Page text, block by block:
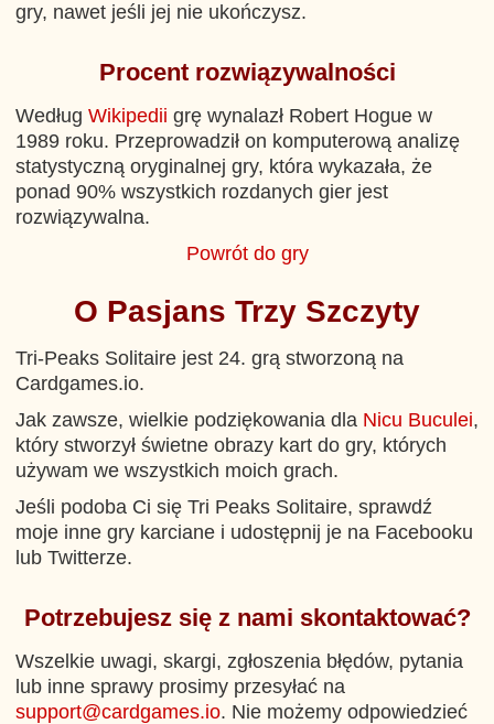
gry, nawet jeśli jej nie ukończysz.
Procent rozwiązywalności
Według Wikipedii grę wynalazł Robert Hogue w
1989 roku. Przeprowadził on komputerową analizę
statystyczną oryginalnej gry, która wykazała, że
ponad 90% wszystkich rozdanych gier jest
rozwiązywalna.
Powrót do gry
O Pasjans Trzy Szczyty
Tri-Peaks Solitaire jest 24. grą stworzoną na
Cardgames.io.
Jak zawsze, wielkie podziękowania dla Nicu Buculei,
który stworzył świetne obrazy kart do gry, których
używam we wszystkich moich grach.
Jeśli podoba Ci się Tri Peaks Solitaire, sprawdź
moje inne gry karciane i udostępnij je na Facebooku
lub Twitterze.
Potrzebujesz się z nami skontaktować?
Wszelkie uwagi, skargi, zgłoszenia błędów, pytania
lub inne sprawy prosimy przesyłać na
support@cardgames.io. Nie możemy odpowiedzieć